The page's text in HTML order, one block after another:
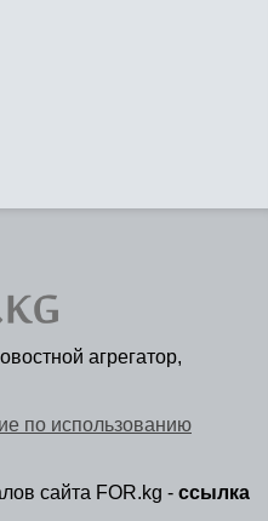
агрегатор,
по использованию
сайта FOR.kg - ссылка